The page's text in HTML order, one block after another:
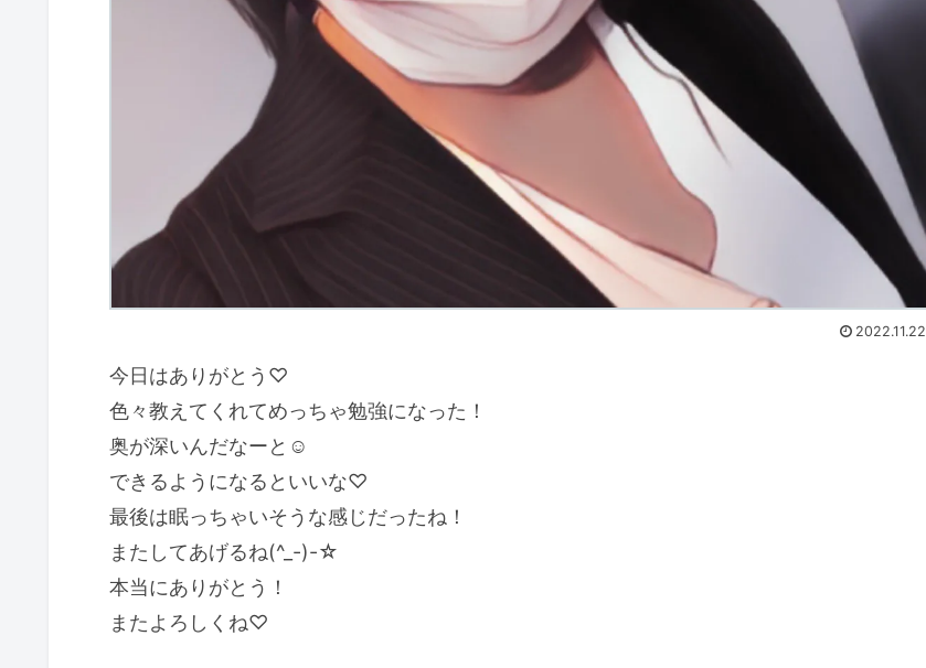
2022.11.22
今日はありがとう♡
色々教えてくれてめっちゃ勉強になった！
奥が深いんだなーと☺
できるようになるといいな♡
最後は眠っちゃいそうな感じだったね！
またしてあげるね(^_-)-☆
本当にありがとう！
またよろしくね♡